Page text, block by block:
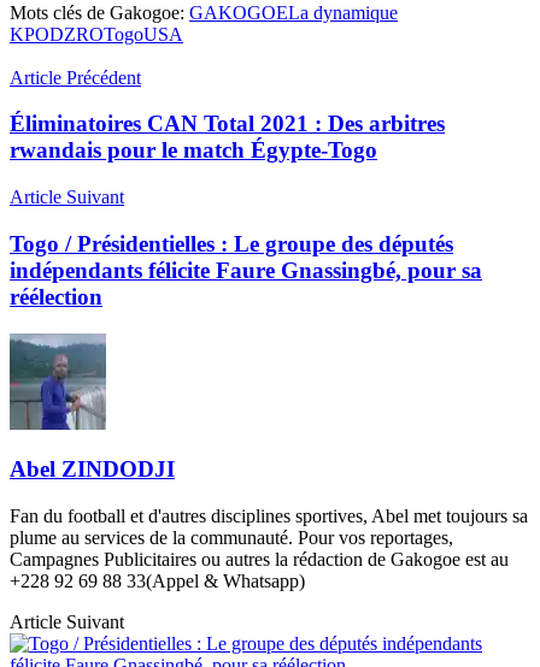
Mots clés de Gakogoe: GAKOGOELa dynamique
KPODZROTogoUSA
Article Précédent
Éliminatoires CAN Total 2021 : Des arbitres
rwandais pour le match Égypte-Togo
Article Suivant
Togo / Présidentielles : Le groupe des députés
indépendants félicite Faure Gnassingbé, pour sa
réélection
Abel ZINDODJI
Fan du football et d'autres disciplines sportives, Abel met toujours sa
plume au services de la communauté. Pour vos reportages,
Campagnes Publicitaires ou autres la rédaction de Gakogoe est au
+228 92 69 88 33(Appel & Whatsapp)
Article Suivant